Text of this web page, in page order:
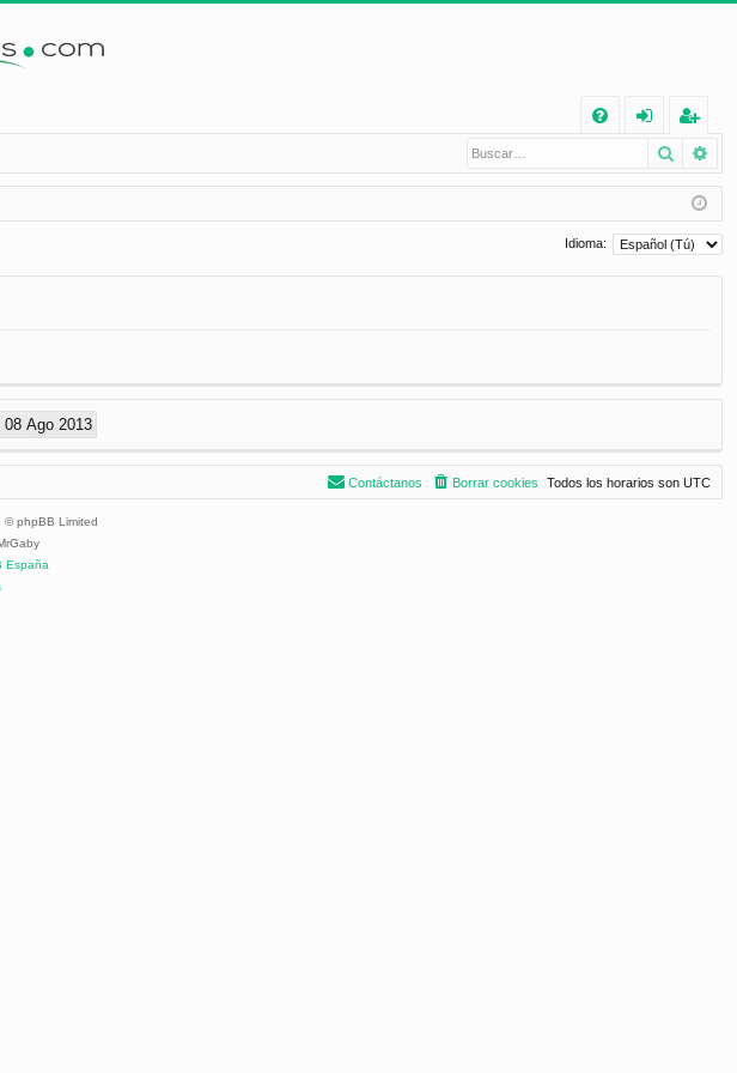
Q
nt
ifi
eg
ist
ra
Buscar
Idioma:
Todos los horarios son UTC
Borrar cookies
Contáctanos
© phpBB Limited
España